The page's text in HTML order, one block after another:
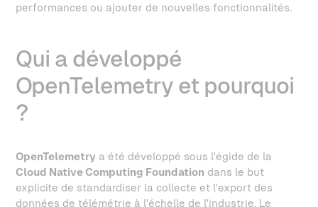
performances ou ajouter de nouvelles fonctionnalités.
Qui a développé
OpenTelemetry et pourquoi
?
OpenTelemetry a été développé sous l'égide de la
Cloud Native Computing Foundation dans le but
explicite de standardiser la collecte et l'export des
données de télémétrie à l'échelle de l'industrie. Le